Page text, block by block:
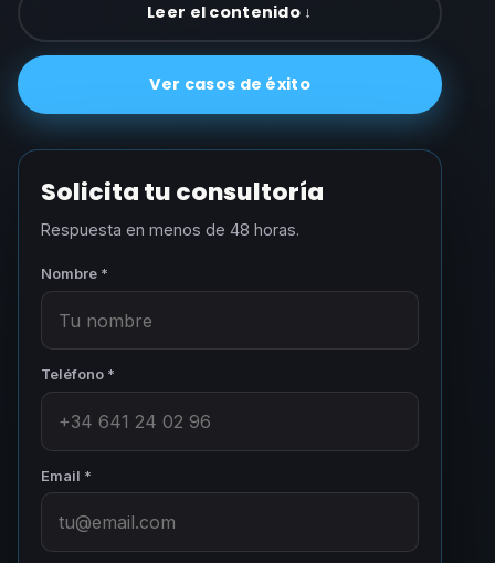
Leer el contenido ↓
Ver casos de éxito
Solicita tu consultoría
Respuesta en menos de 48 horas.
Nombre *
Teléfono *
Email *